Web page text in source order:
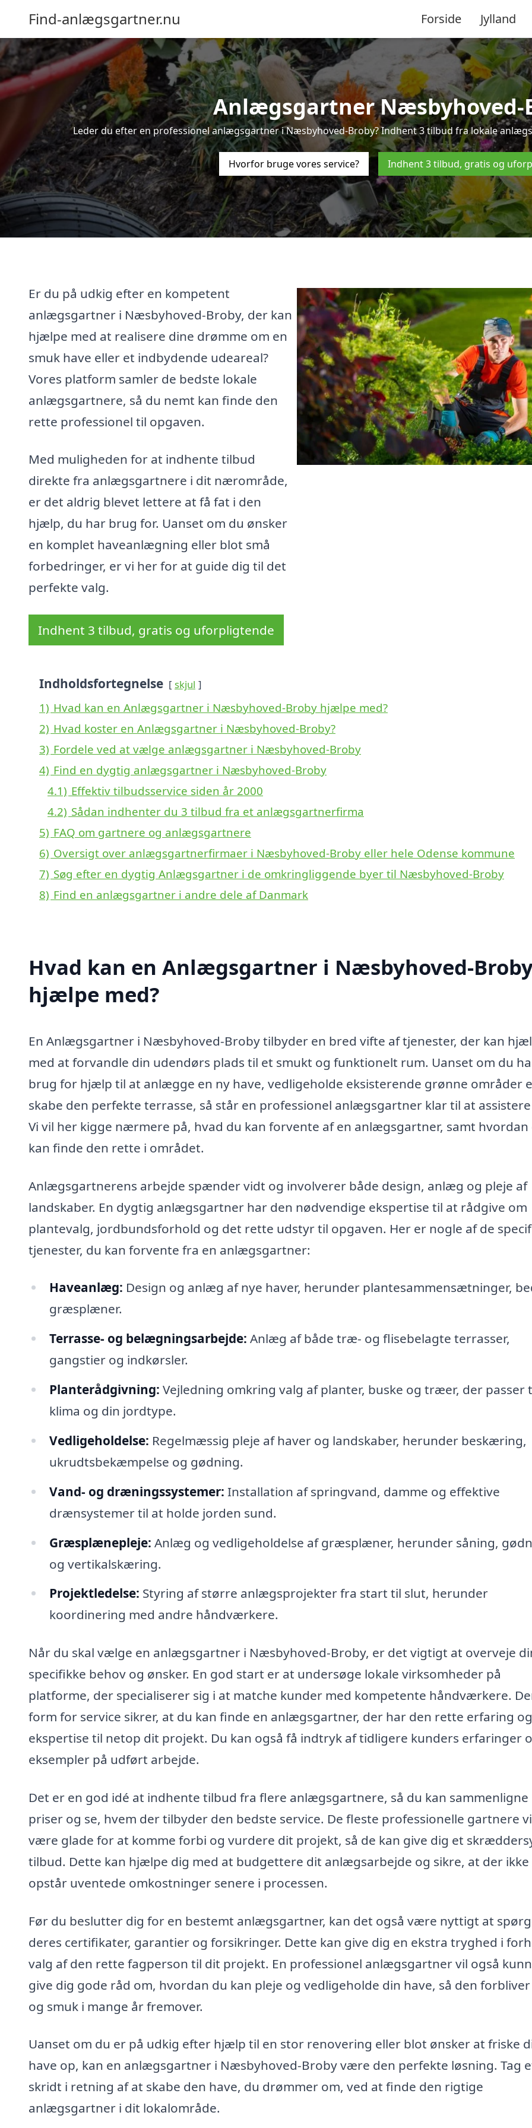
Find-anlægsgartner.nu Forside Jylland
Anlægsgartner Næsbyhoved-
Leder du efter en professionel anlægsgartner i Næsbyhoved-Broby? Indhent 3 tilbud fra lokale
Hvorfor bruge vores service? Indhent 3 tilbud, gratis og
Er du på udkig efter en kompetent
anlægsgartner i Næsbyhoved-Broby, der kan
hjælpe med at realisere dine drømme om en
smuk have eller et indbydende udeareal?
Vores platform samler de bedste lokale
anlægsgartnere, så du nemt kan finde den
rette professionel til opgaven.
Med muligheden for at indhente tilbud
direkte fra anlægsgartnere i dit nærområde,
er det aldrig blevet lettere at få fat i den
hjælp, du har brug for. Uanset om du ønsker
en komplet haveanlægning eller blot små
forbedringer, er vi her for at guide dig til det
perfekte valg.
Indhent 3 tilbud, gratis og uforpligtende
Indholdsfortegnelse skjul
1) Hvad kan en Anlægsgartner i Næsbyhoved-Broby hjælpe med?
2) Hvad koster en Anlægsgartner i Næsbyhoved-Broby?
3) Fordele ved at vælge anlægsgartner i Næsbyhoved-Broby
4) Find en dygtig anlægsgartner i Næsbyhoved-Broby
4.1) Effektiv tilbudsservice siden år 2000
4.2) Sådan indhenter du 3 tilbud fra et anlægsgartnerfirma
5) FAQ om gartnere og anlægsgartnere
6) Oversigt over anlægsgartnerfirmaer i Næsbyhoved-Broby eller hele Odense kommune
7) Søg efter en dygtig Anlægsgartner i de omkringliggende byer til Næsbyhoved-Broby
8) Find en anlægsgartner i andre dele af Danmark
Hvad kan en Anlægsgartner i Næsbyhoved-
hjælpe med?
En Anlægsgartner i Næsbyhoved-Broby tilbyder en bred vifte af tjenester, der kan
med at forvandle din udendørs plads til et smukt og funktionelt rum. Uanset om du
brug for hjælp til at anlægge en ny have, vedligeholde eksisterende grønne områder
skabe den perfekte terrasse, så står en professionel anlægsgartner klar til at
Vi vil her kigge nærmere på, hvad du kan forvente af en anlægsgartner, samt hvordan
kan finde den rette i området.
Anlægsgartnerens arbejde spænder vidt og involverer både design, anlæg og pleje af
landskaber. En dygtig anlægsgartner har den nødvendige ekspertise til at rådgive om
plantevalg, jordbundsforhold og det rette udstyr til opgaven. Her er nogle af de
tjenester, du kan forvente fra en anlægsgartner:
Haveanlæg: Design og anlæg af nye haver, herunder plantesammensætninger,
græsplæner.
Terrasse- og belægningsarbejde: Anlæg af både træ- og flisebelagte terrasser,
gangstier og indkørsler.
Planterådgivning: Vejledning omkring valg af planter, buske og træer, der passer
klima og din jordtype.
Vedligeholdelse: Regelmæssig pleje af haver og landskaber, herunder beskæring,
ukrudtsbekæmpelse og gødning.
Vand- og dræningssystemer: Installation af springvand, damme og effektive
drænsystemer til at holde jorden sund.
Græsplænepleje: Anlæg og vedligeholdelse af græsplæner, herunder såning,
og vertikalskæring.
Projektledelse: Styring af større anlægsprojekter fra start til slut, herunder
koordinering med andre håndværkere.
Når du skal vælge en anlægsgartner i Næsbyhoved-Broby, er det vigtigt at overveje
specifikke behov og ønsker. En god start er at undersøge lokale virksomheder på
platforme, der specialiserer sig i at matche kunder med kompetente håndværkere.
form for service sikrer, at du kan finde en anlægsgartner, der har den rette erfaring og
ekspertise til netop dit projekt. Du kan også få indtryk af tidligere kunders erfaringer
eksempler på udført arbejde.
Det er en god idé at indhente tilbud fra flere anlægsgartnere, så du kan sammenligne
priser og se, hvem der tilbyder den bedste service. De fleste professionelle gartnere
være glade for at komme forbi og vurdere dit projekt, så de kan give dig et
tilbud. Dette kan hjælpe dig med at budgettere dit anlægsarbejde og sikre, at der ikke
opstår uventede omkostninger senere i processen.
Før du beslutter dig for en bestemt anlægsgartner, kan det også være nyttigt at
deres certifikater, garantier og forsikringer. Dette kan give dig en ekstra tryghed i
valg af den rette fagperson til dit projekt. En professionel anlægsgartner vil også
give dig gode råd om, hvordan du kan pleje og vedligeholde din have, så den
og smuk i mange år fremover.
Uanset om du er på udkig efter hjælp til en stor renovering eller blot ønsker at friske
have op, kan en anlægsgartner i Næsbyhoved-Broby være den perfekte løsning. Tag
skridt i retning af at skabe den have, du drømmer om, ved at finde den rigtige
anlægsgartner i dit lokalområde.